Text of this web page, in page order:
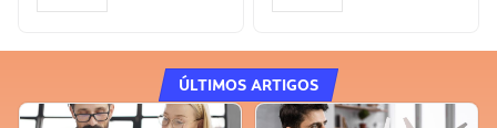
ÚLTIMOS ARTIGOS